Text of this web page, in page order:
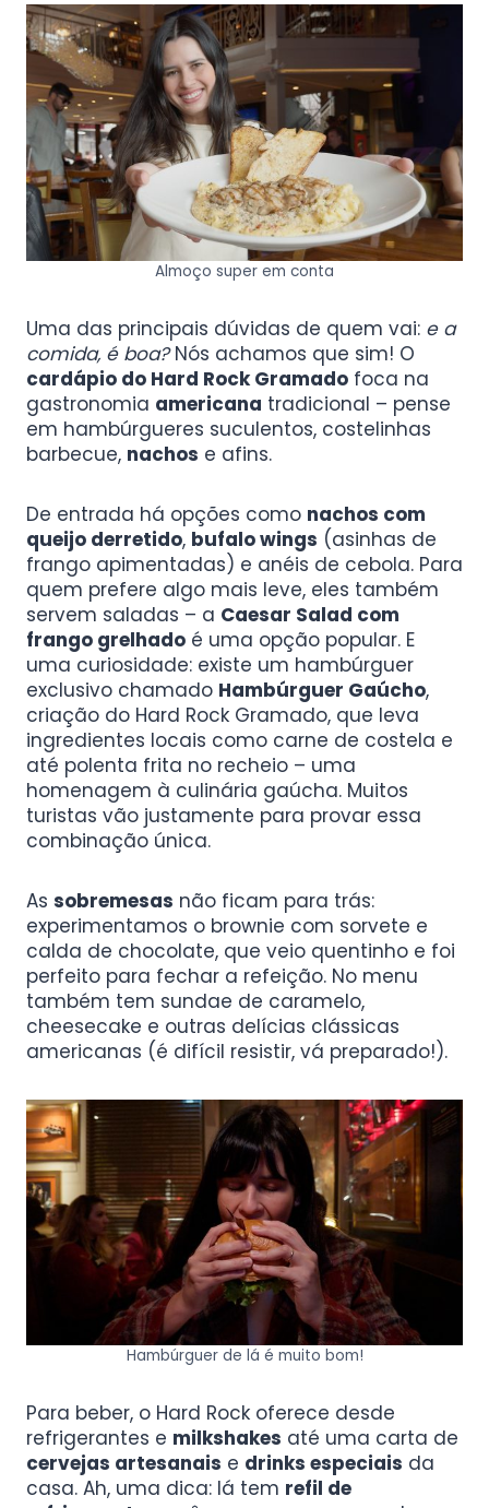
Almoço super em conta
Uma das principais dúvidas de quem vai: e a
comida, é boa?Nós achamos que sim! O
cardápio do Hard Rock Gramado foca na
gastronomia americana tradicional – pense
em hambúrgueres suculentos, costelinhas
barbecue, nachos e afins.
De entrada há opções como nachos com
queijo derretido, bufalo wings (asinhas de
frango apimentadas) e anéis de cebola. Para
quem prefere algo mais leve, eles também
servem saladas – a Caesar Salad com
frango grelhado é uma opção popular. E
uma curiosidade: existe um hambúrguer
exclusivo chamado Hambúrguer Gaúcho,
criação do Hard Rock Gramado, que leva
ingredientes locais como carne de costela e
até polenta frita no recheio – uma
homenagem à culinária gaúcha. Muitos
turistas vão justamente para provar essa
combinação única.
As sobremesas não ficam para trás:
experimentamos o brownie com sorvete e
calda de chocolate, que veio quentinho e foi
perfeito para fechar a refeição. No menu
também tem sundae de caramelo,
cheesecake e outras delícias clássicas
americanas (é difícil resistir, vá preparado!).
Hambúrguer de lá é muito bom!
Para beber, o Hard Rock oferece desde
refrigerantes e milkshakes até uma carta de
cervejas artesanais e drinks especiais da
casa. Ah, uma dica: lá tem refil de